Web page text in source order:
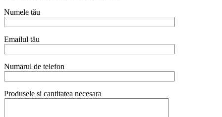
Numele tău
Emailul tău
Numarul de telefon
Produsele si cantitatea necesara